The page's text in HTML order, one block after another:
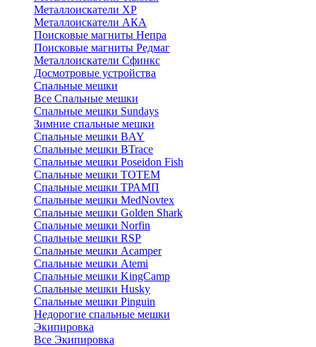
Металлоискатели XP
Металлоискатели АКА
Поисковые магниты Непра
Поисковые магниты Редмаг
Металлоискатели Сфинкс
Досмотровые устройства
Спальные мешки
Все Спальные мешки
Спальные мешки Sundays
Зимние спальные мешки
Спальные мешки BAY
Спальные мешки BTrace
Спальные мешки Poseidon Fish
Спальные мешки ТОТЕМ
Спальные мешки ТРАМП
Cпальные мешки MedNovtex
Спальные мешки Golden Shark
Спальные мешки Norfin
Спальные мешки RSP
Спальные мешки Acamper
Спальные мешки Atemi
Спальные мешки KingCamp
Спальные мешки Husky
Спальные мешки Pinguin
Недорогие спальные мешки
Экипировка
Все Экипировка